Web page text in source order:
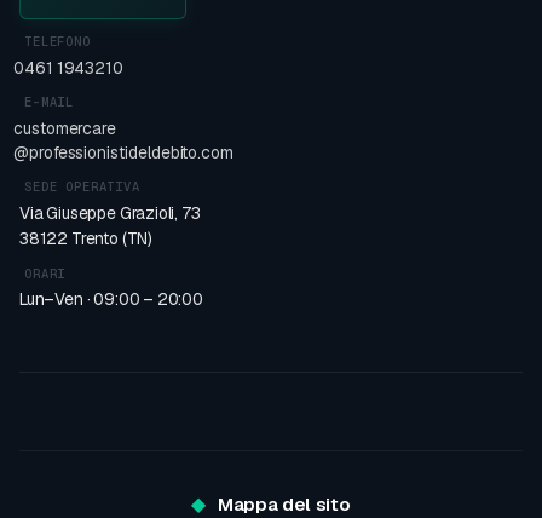
TELEFONO
0461 1943210
E-MAIL
customercare
@professionistideldebito.com
SEDE OPERATIVA
Via Giuseppe Grazioli, 73
38122 Trento (TN)
ORARI
Lun–Ven · 09:00 – 20:00
Mappa del sito